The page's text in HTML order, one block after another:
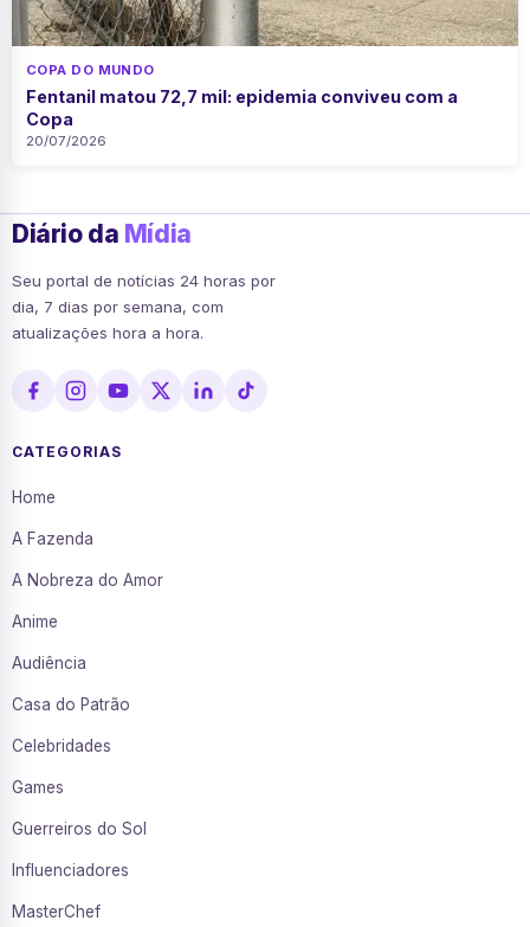
COPA DO MUNDO
Fentanil matou 72,7 mil: epidemia conviveu com a
Copa
20/07/2026
Diário da Mídia
Seu portal de notícias 24 horas por
dia, 7 dias por semana, com
atualizações hora a hora.
CATEGORIAS
Home
A Fazenda
A Nobreza do Amor
Anime
Audiência
Casa do Patrão
Celebridades
Games
Guerreiros do Sol
Influenciadores
MasterChef